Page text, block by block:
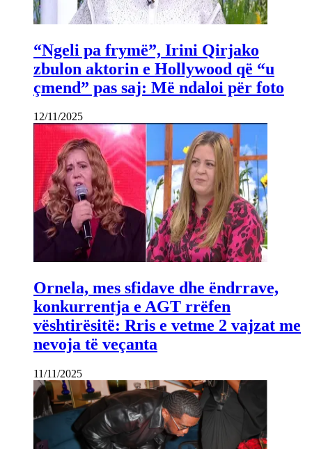
“Ngeli pa frymë”, Irini Qirjako
zbulon aktorin e Hollywood që “u
çmend” pas saj: Më ndaloi për foto
12/11/2025
Ornela, mes sfidave dhe ëndrrave,
konkurrentja e AGT rrëfen
vështirësitë: Rris e vetme 2 vajzat me
nevoja të veçanta
11/11/2025